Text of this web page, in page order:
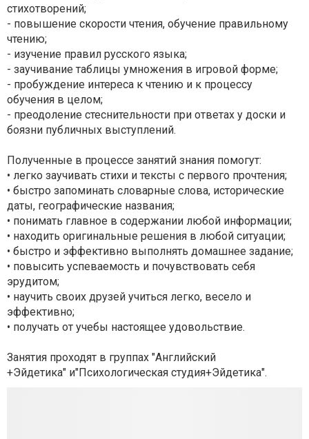
стихотворений;
- повышение скорости чтения, обучение правильному
чтению;
- изучение правил русского языка;
- заучивание таблицы умножения в игровой форме;
- пробуждение интереса к чтению и к процессу
обучения в целом;
- преодоление стеснительности при ответах у доски и
боязни публичных выступлений.
Полученные в процессе занятий знания помогут:
• легко заучивать стихи и тексты с первого прочтения;
• быстро запоминать словарные слова, исторические
даты, географические названия;
• понимать главное в содержании любой информации;
• находить оригинальные решения в любой ситуации;
• быстро и эффективно выполнять домашнее задание;
• повысить успеваемость и почувствовать себя
эрудитом;
• научить своих друзей учиться легко, весело и
эффективно;
• получать от учебы настоящее удовольствие.
Занятия проходят в группах "Английский
+Эйдетика" и"Психологическая студия+Эйдетика".